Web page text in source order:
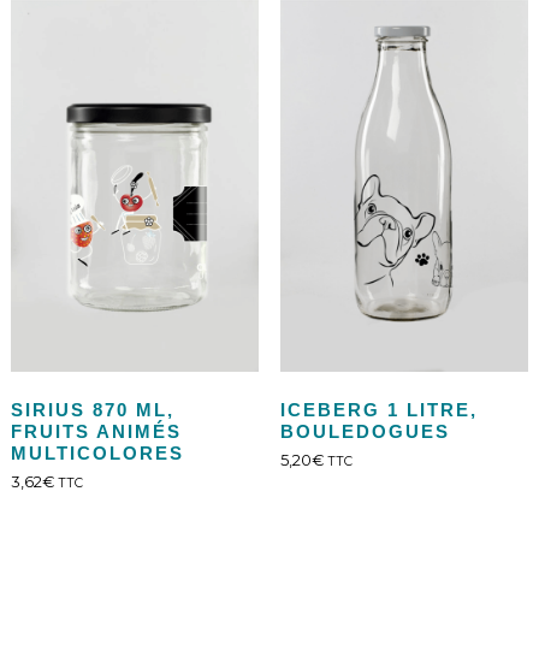
SIRIUS 870 ML,
FRUITS ANIMÉS
MULTICOLORES
3,62€ TTC
ICEBERG 1 LITRE,
BOULEDOGUES
5,20€ TTC